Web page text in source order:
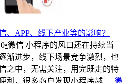
、APP、线下产业等的影响？
0•微信 小程序的风口还在持续当
渐进步，线下场景竞争激烈，也
之中，无需关注，用完既走的特
利，很多商户发现小程序越. . . 微